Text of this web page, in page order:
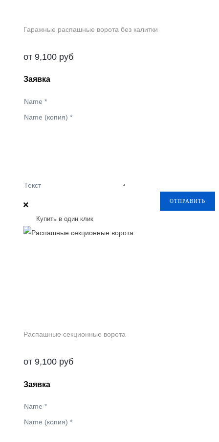
Гаражные распашные ворота без калитки
от 9,100 руб
Заявка
Name *
Name (копия) *
Текст
ОТПРАВИТЬ
Купить в один клик
Распашные секционные ворота
от 9,100 руб
Заявка
Name *
Name (копия) *